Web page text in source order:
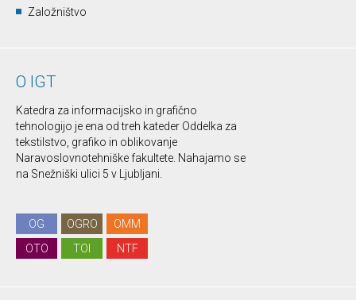
Založništvo
O IGT
Katedra za informacijsko in grafično
tehnologijo je ena od treh kateder Oddelka za
tekstilstvo, grafiko in oblikovanje
Naravoslovnotehniške fakultete. Nahajamo se
na Snežniški ulici 5 v Ljubljani.
OG OGRO
OMM
OTO
TOI NTF